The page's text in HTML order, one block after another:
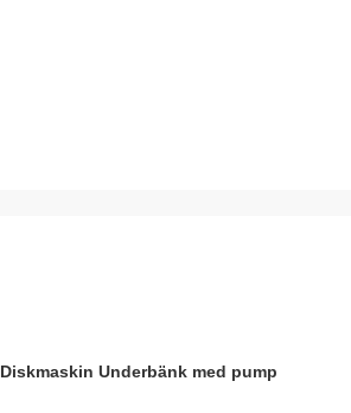
Diskmaskin Underbänk med pump